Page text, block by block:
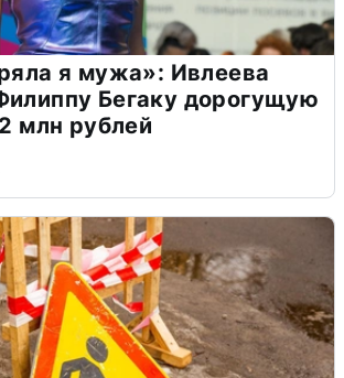
я мужа»: Ивлеева
Бегаку дорогущую
млн рублей